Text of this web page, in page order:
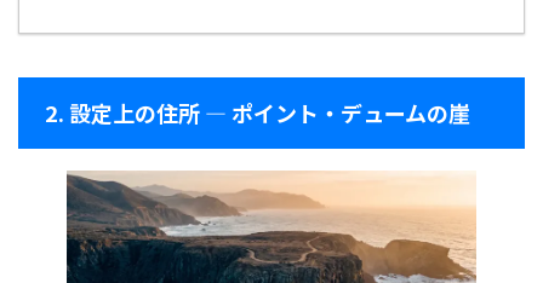
2. 設定上の住所 — ポイント・デュームの崖